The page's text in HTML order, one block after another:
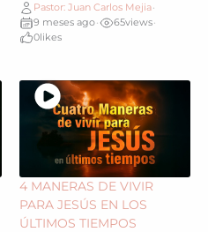
Pastor: Juan Carlos Mejia•
9 meses ago• 65views•
0likes
4 MANERAS DE VIVIR
PARA JESÚS EN LOS
ÚLTIMOS TIEMPOS